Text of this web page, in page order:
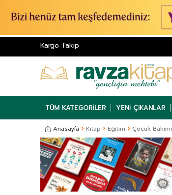
Kargo Takip
TÜM KATEGORILER YENI ÇIKANLAR
Anasayfa Kitap Eğitim Çocuk Bakımı